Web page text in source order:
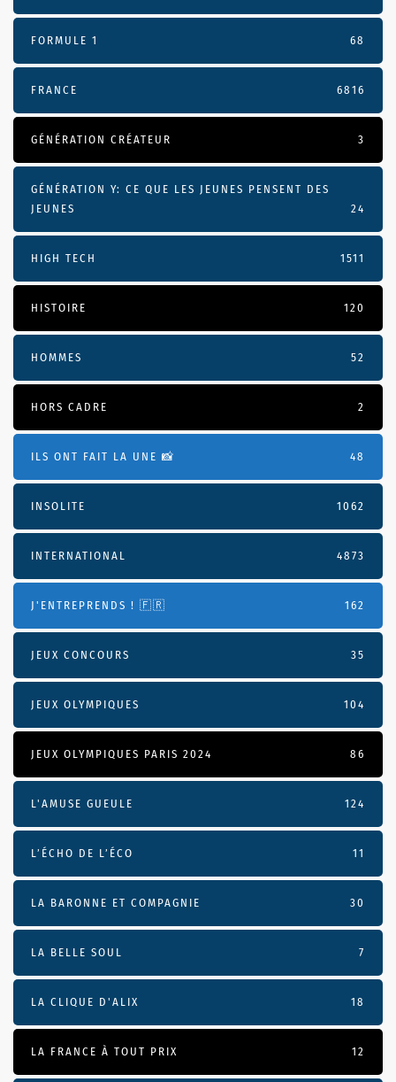
FORMULE 1 68
FRANCE 6816
GÉNÉRATION CRÉATEUR 3
GÉNÉRATION Y: CE QUE LES JEUNES PENSENT DES
JEUNES
24
HIGH TECH 1511
HISTOIRE 120
HOMMES 52
HORS CADRE 2
ILS ONT FAIT LA UNE 📸 48
INSOLITE 1062
INTERNATIONAL 4873
J'ENTREPRENDS ! 🇫🇷 162
JEUX CONCOURS 35
JEUX OLYMPIQUES 104
JEUX OLYMPIQUES PARIS 2024 86
L'AMUSE GUEULE 124
L’ÉCHO DE L’ÉCO 11
LA BARONNE ET COMPAGNIE 30
LA BELLE SOUL 7
LA CLIQUE D'ALIX 18
LA FRANCE À TOUT PRIX 12